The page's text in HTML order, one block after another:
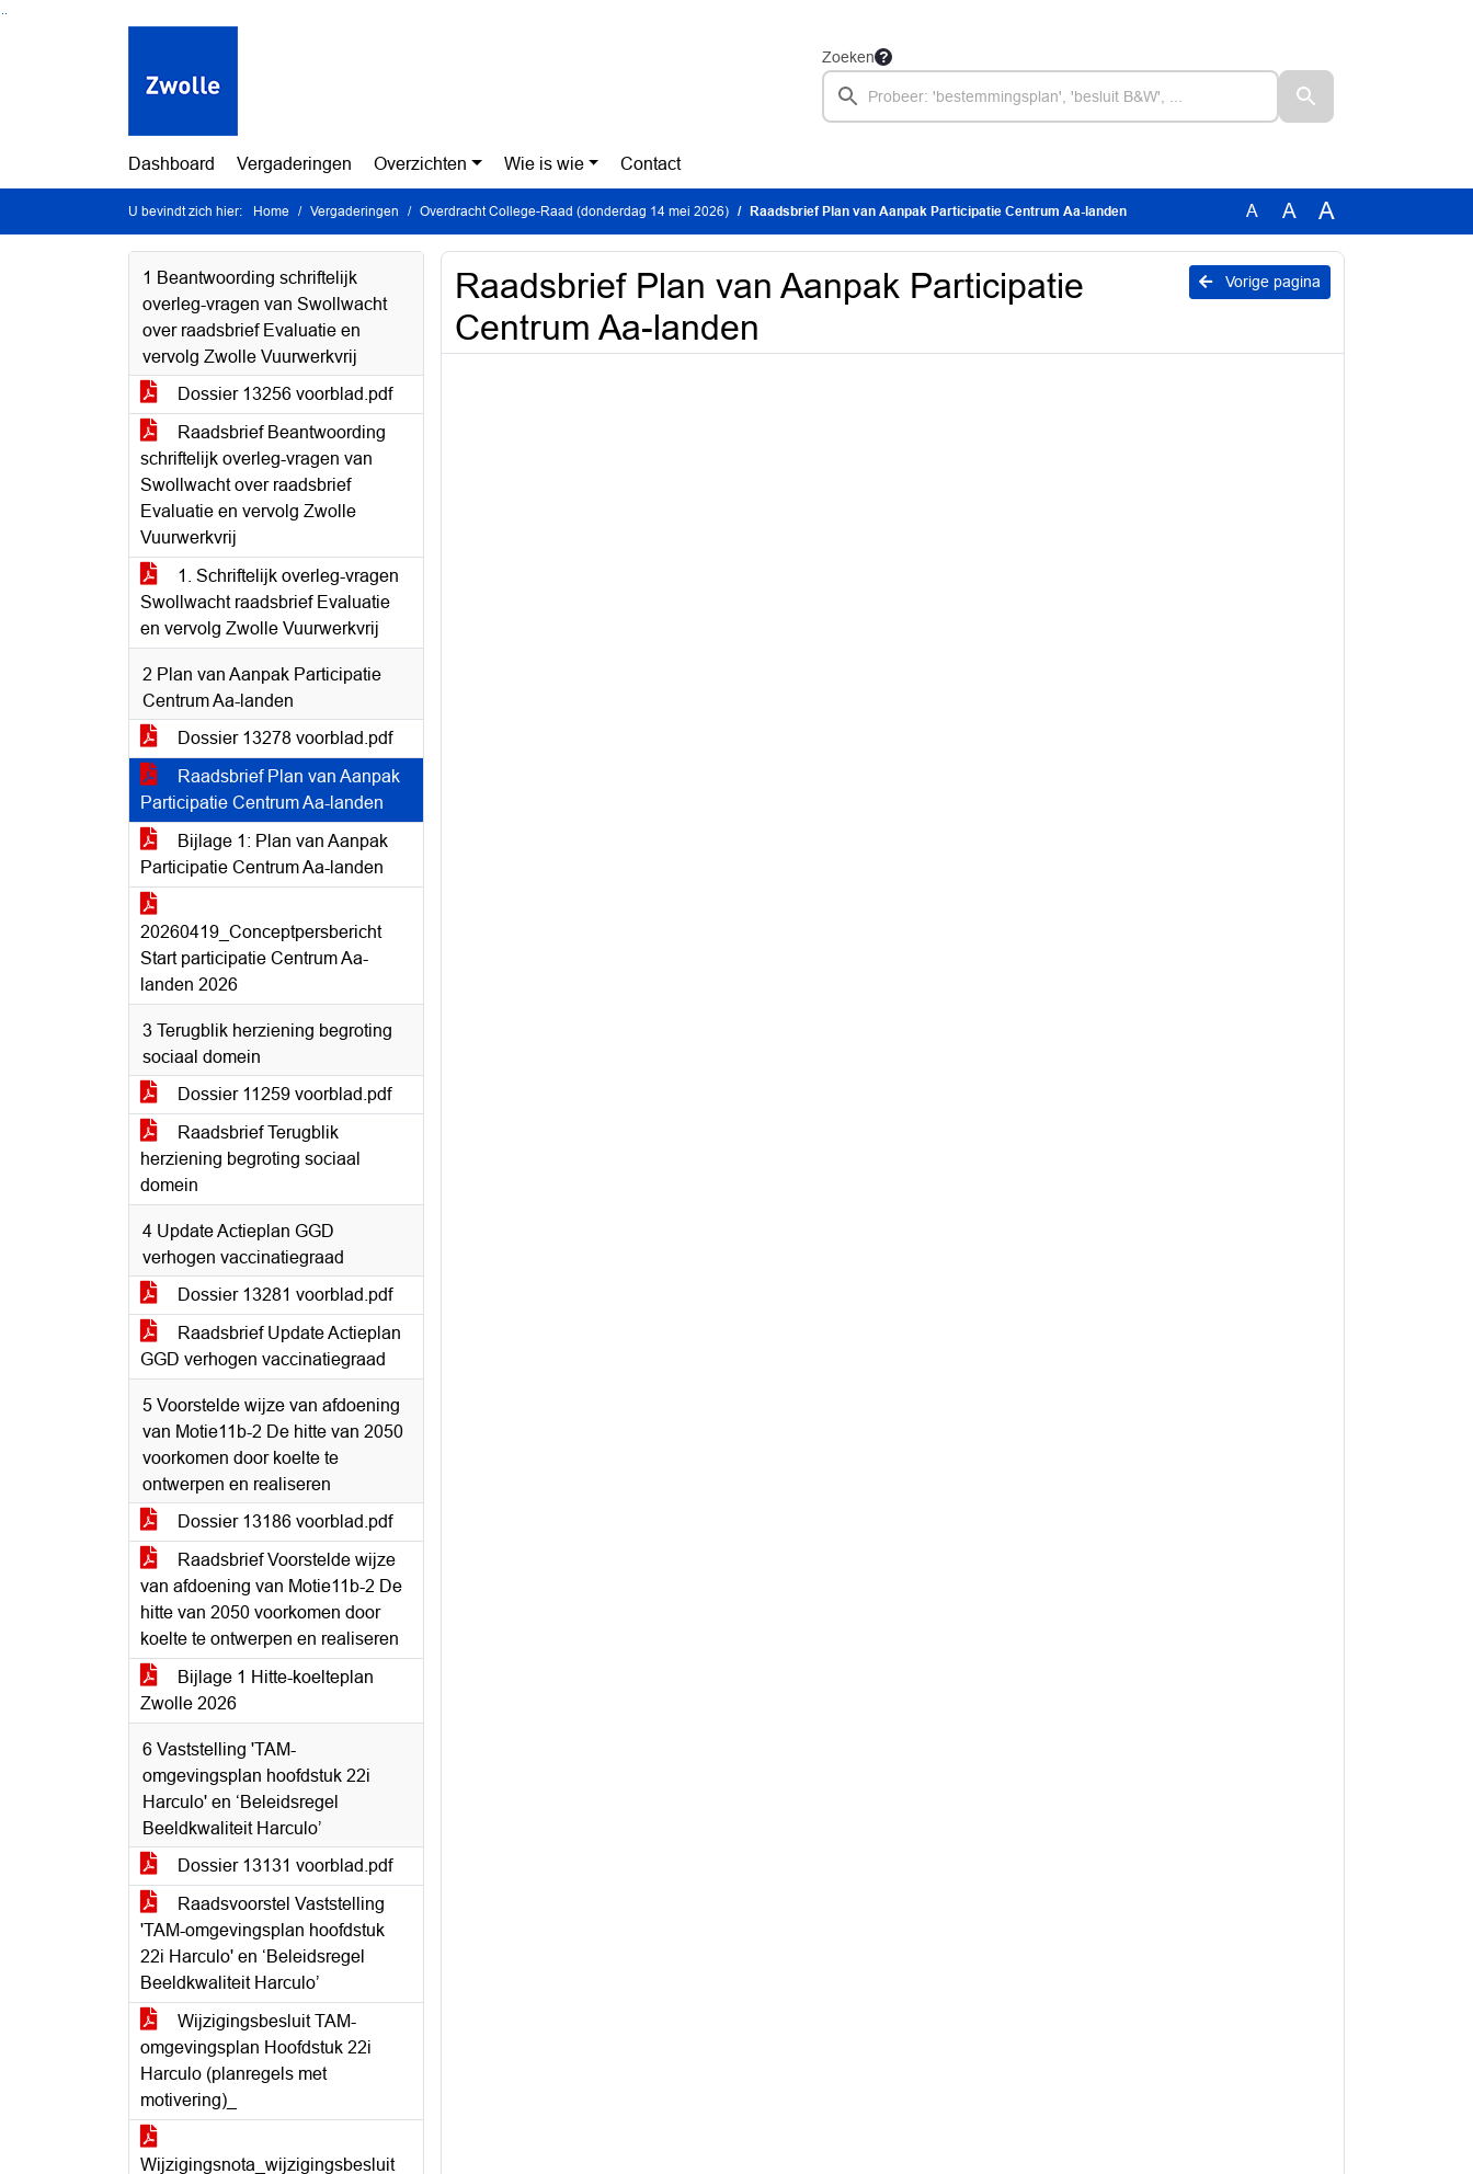
Ga naar de inhoud van deze pagina
Ga naar het zoeken
Ga naar het menu
Zoeken
Dashboard Vergaderingen Overzichten Wie is wie Contact
U bevindt zich hier: Home Vergaderingen Overdracht College-Raad (donderdag 14 mei 2026) Raadsbrief Plan van Aanpak Participatie Centrum Aa-landen A A A
1 Beantwoording schriftelijk
overleg-vragen van Swollwacht
over raadsbrief Evaluatie en
vervolg Zwolle Vuurwerkvrij
Dossier 13256 voorblad.pdf
Raadsbrief Beantwoording
schriftelijk overleg-vragen van
Swollwacht over raadsbrief
Evaluatie en vervolg Zwolle
Vuurwerkvrij
1. Schriftelijk overleg-vragen
Swollwacht raadsbrief Evaluatie
en vervolg Zwolle Vuurwerkvrij
2 Plan van Aanpak Participatie
Centrum Aa-landen
Dossier 13278 voorblad.pdf
Raadsbrief Plan van Aanpak
Participatie Centrum Aa-landen
Bijlage 1: Plan van Aanpak
Participatie Centrum Aa-landen
20260419_Conceptpersbericht
Start participatie Centrum Aa-
landen 2026
3 Terugblik herziening begroting
sociaal domein
Dossier 11259 voorblad.pdf
Raadsbrief Terugblik
herziening begroting sociaal
domein
4 Update Actieplan GGD
verhogen vaccinatiegraad
Dossier 13281 voorblad.pdf
Raadsbrief Update Actieplan
GGD verhogen vaccinatiegraad
5 Voorstelde wijze van afdoening
van Motie11b-2 De hitte van 2050
voorkomen door koelte te
ontwerpen en realiseren
Dossier 13186 voorblad.pdf
Raadsbrief Voorstelde wijze
van afdoening van Motie11b-2 De
hitte van 2050 voorkomen door
koelte te ontwerpen en realiseren
Bijlage 1 Hitte-koelteplan
Zwolle 2026
6 Vaststelling 'TAM-
omgevingsplan hoofdstuk 22i
Harculo' en ‘Beleidsregel
Beeldkwaliteit Harculo’
Dossier 13131 voorblad.pdf
Raadsvoorstel Vaststelling
'TAM-omgevingsplan hoofdstuk
22i Harculo' en ‘Beleidsregel
Beeldkwaliteit Harculo’
Wijzigingsbesluit TAM-
omgevingsplan Hoofdstuk 22i
Harculo (planregels met
motivering)_
Wijzigingsnota_wijzigingsbesluit
Vorige pagina
Raadsbrief Plan van Aanpak Participatie
Centrum Aa-landen